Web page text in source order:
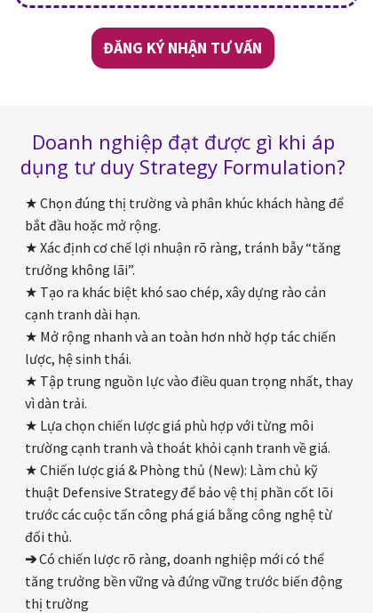
ĐĂNG KÝ NHẬN TƯ VẤN
Doanh nghiệp đạt được gì khi áp
dụng tư duy Strategy Formulation?
★ Chọn đúng thị trường và phân khúc khách hàng để
bắt đầu hoặc mở rộng.
★ Xác định cơ chế lợi nhuận rõ ràng, tránh bẫy “tăng
trưởng không lãi”.
★ Tạo ra khác biệt khó sao chép, xây dựng rào cản
cạnh tranh dài hạn.
★ Mở rộng nhanh và an toàn hơn nhờ hợp tác chiến
lược, hệ sinh thái.
★ Tập trung nguồn lực vào điều quan trọng nhất, thay
vì dàn trải.
★ Lựa chọn chiến lược giá phù hợp với từng môi
trường cạnh tranh và thoát khỏi cạnh tranh về giá.
★ Chiến lược giá & Phòng thủ (New): Làm chủ kỹ
thuật Defensive Strategy để bảo vệ thị phần cốt lõi
trước các cuộc tấn công phá giá bằng công nghệ từ
đối thủ.
➔Có chiến lược rõ ràng, doanh nghiệp mới có thể
tăng trưởng bền vững và đứng vững trước biến động
thị trường